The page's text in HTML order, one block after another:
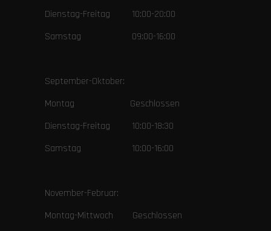
Dienstag-Freitag 10:00-20:00
Samstag 09:00-16:00
September-Oktober:
Montag Geschlossen
Dienstag-Freitag 10:00-18:30
Samstag 10:00-16:00
November-Februar:
Montag-Mittwoch Geschlossen